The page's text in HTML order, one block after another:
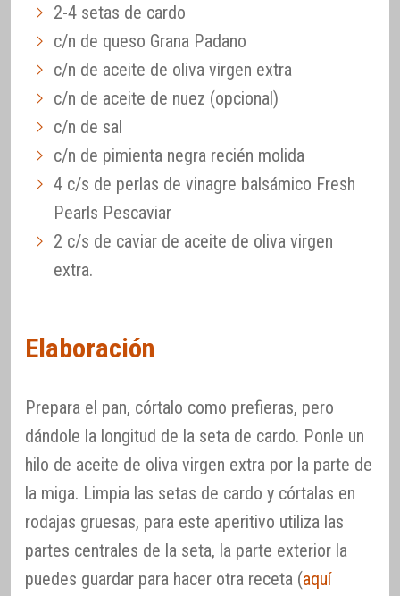
2-4 setas de cardo
c/n de queso Grana Padano
c/n de aceite de oliva virgen extra
c/n de aceite de nuez (opcional)
c/n de sal
c/n de pimienta negra recién molida
4 c/s de perlas de vinagre balsámico Fresh
Pearls Pescaviar
2 c/s de caviar de aceite de oliva virgen
extra.
Elaboración
Prepara el pan, córtalo como prefieras, pero
dándole la longitud de la seta de cardo. Ponle un
hilo de aceite de oliva virgen extra por la parte de
la miga. Limpia las setas de cardo y córtalas en
rodajas gruesas, para este aperitivo utiliza las
partes centrales de la seta, la parte exterior la
puedes guardar para hacer otra receta (aquí